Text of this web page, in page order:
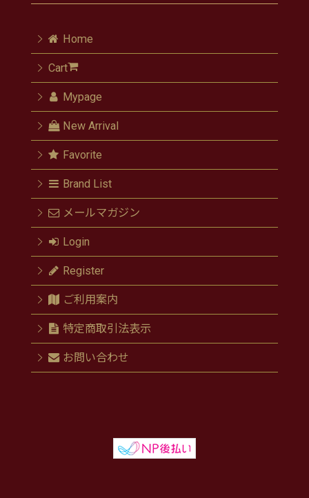
Home
Cart
Mypage
New Arrival
Favorite
Brand List
メールマガジン
Login
Register
ご利用案内
特定商取引法表示
お問い合わせ